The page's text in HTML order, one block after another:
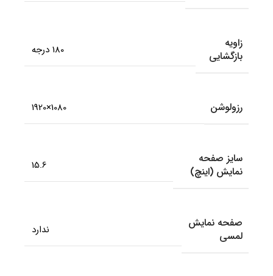
زاویه
بازگشایی
180 درجه
رزولوشن 1080×1920
سایز صفحه
نمایش (اینچ)
15.6
صفحه نمایش
لمسی
ندارد